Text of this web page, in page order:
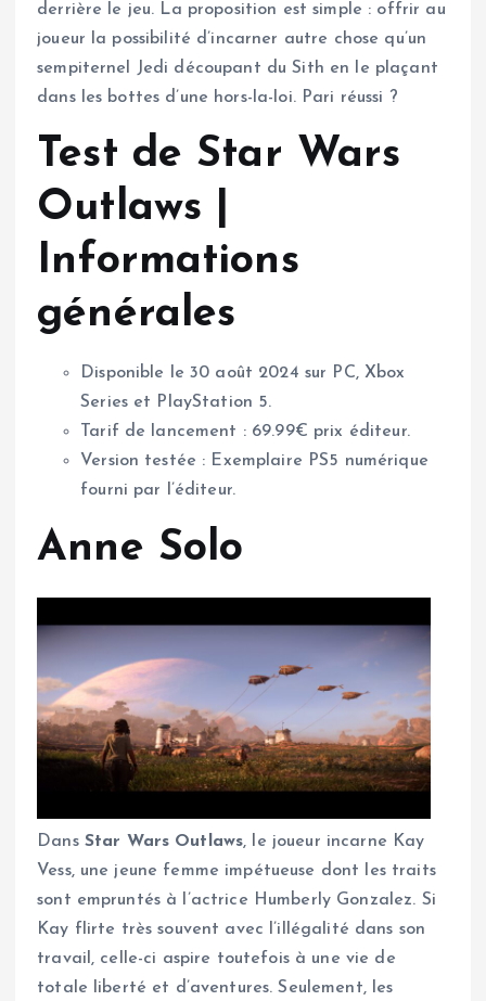
derrière le jeu. La proposition est simple : offrir au
joueur la possibilité d’incarner autre chose qu’un
sempiternel Jedi découpant du Sith en le plaçant
dans les bottes d’une hors-la-loi. Pari réussi ?
Test de Star Wars
Outlaws |
Informations
générales
Disponible le 30 août 2024 sur PC, Xbox
Series et PlayStation 5.
Tarif de lancement : 69.99€ prix éditeur.
Version testée : Exemplaire PS5 numérique
fourni par l’éditeur.
Anne Solo
Dans Star Wars Outlaws, le joueur incarne Kay
Vess, une jeune femme impétueuse dont les traits
sont empruntés à l’actrice Humberly Gonzalez. Si
Kay flirte très souvent avec l’illégalité dans son
travail, celle-ci aspire toutefois à une vie de
totale liberté et d’aventures. Seulement, les